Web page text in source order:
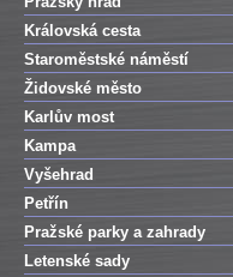
Královská cesta
Staroměstské náměstí
Židovské město
Karlův most
Kampa
Vyšehrad
Petřín
Pražské parky a zahrady
Letenské sady